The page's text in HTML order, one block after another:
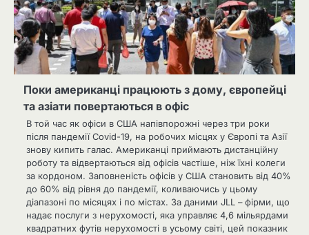
Поки американці працюють з дому, європейці
та азіати повертаються в офіс
В той час як офіси в США напівпорожні через три роки
після пандемії Covid-19, на робочих місцях у Європі та Азії
знову кипить галас. Американці приймають дистанційну
роботу та відвертаються від офісів частіше, ніж їхні колеги
за кордоном. Заповненість офісів у США становить від 40%
до 60% від рівня до пандемії, коливаючись у цьому
діапазоні по місяцях і по містах. За даними JLL – фірми, що
надає послуги з нерухомості, яка управляє 4,6 мільярдами
квадратних футів нерухомості в усьому світі, цей показник